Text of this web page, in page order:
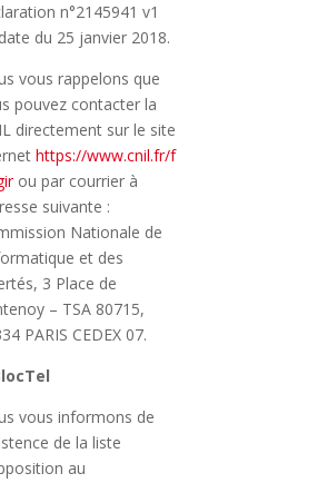
n°2145941 v1
du 25 janvier 2018.
vous rappelons que
pouvez contacter la
directement sur le site
https://www.cnil.fr/f
ou par courrier à
suivante :
Nationale de
et des
3 Place de
– TSA 80715,
PARIS CEDEX 07.
vous informons de
de la liste
au